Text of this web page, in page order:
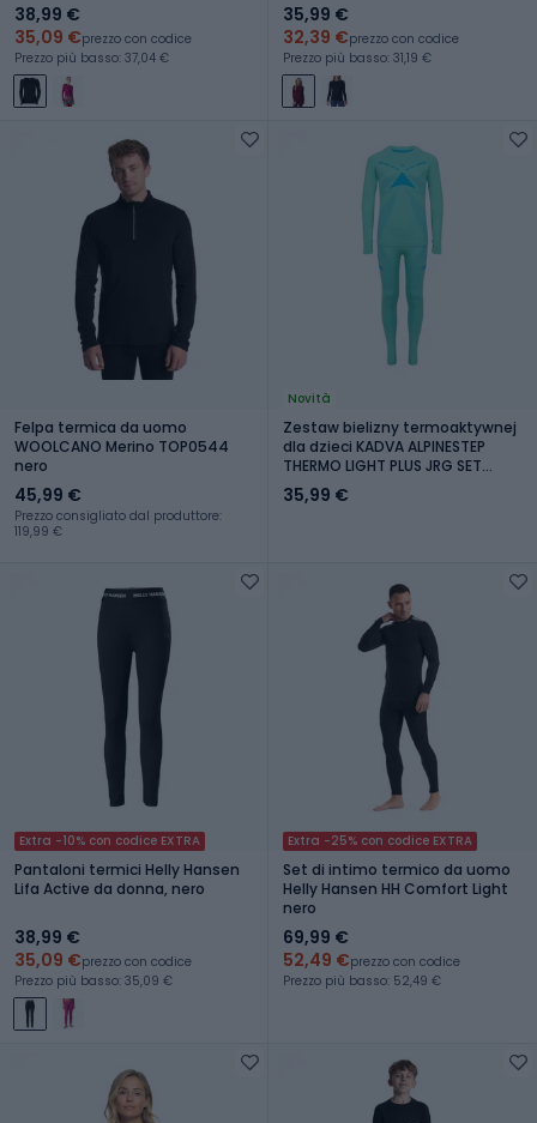
38,99 €
35,09 €prezzo con codice
Prezzo più basso: 37,04 €
35,99 €
32,39 €prezzo con codice
Prezzo più basso: 31,19 €
Felpa termica da uomo
WOOLCANO Merino TOP0544
nero
45,99 €
Prezzo consigliato dal produttore:
119,99 €
Novità
Zestaw bielizny termoaktywnej
dla dzieci KADVA ALPINESTEP
THERMO LIGHT PLUS JRG SET
niebieski
35,99 €
Extra -10% con codice EXTRA
Pantaloni termici Helly Hansen
Lifa Active da donna, nero
38,99 €
35,09 €prezzo con codice
Prezzo più basso: 35,09 €
Extra -25% con codice EXTRA
Set di intimo termico da uomo
Helly Hansen HH Comfort Light
nero
69,99 €
52,49 €prezzo con codice
Prezzo più basso: 52,49 €